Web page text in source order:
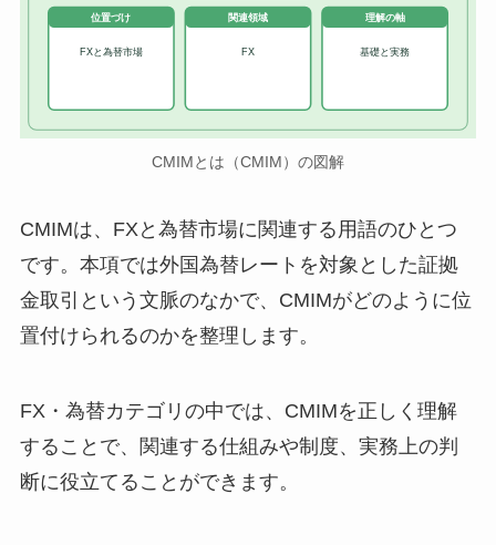
位置づけ
FXと為替市場
関連領域
FX
理解の軸
基礎と実務
CMIMとは（CMIM）の図解
CMIMは、FXと為替市場に関連する用語のひとつ
です。本項では外国為替レートを対象とした証拠
金取引という文脈のなかで、CMIMがどのように位
置付けられるのかを整理します。
FX・為替カテゴリの中では、CMIMを正しく理解
することで、関連する仕組みや制度、実務上の判
断に役立てることができます。